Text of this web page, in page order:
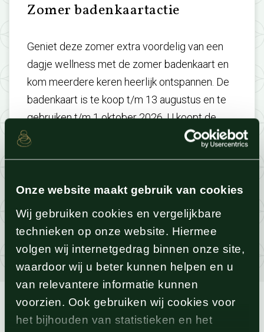
Onze website maakt gebruik van cookies
Wij gebruiken cookies en vergelijkbare
technieken op onze website. Hiermee
volgen wij internetgedrag binnen onze site,
waardoor wij u beter kunnen helpen en u
van relevantere informatie kunnen
voorzien. Ook gebruiken wij cookies voor
het bijhouden van statistieken en het
Zomer badenkaartactie
Geniet deze zomer extra voordelig van een
dagje wellness met de zomer badenkaart en
kom meerdere keren heerlijk ontspannen. De
badenkaart is te koop t/m 13 augustus en te
gebruiken t/m 1 oktober 2026. U koopt de
badenkaart eenvoudig bij de receptie van het